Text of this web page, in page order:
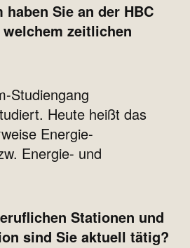
Sie an der HBC
zeitlichen
Studiengang
Heute heißt das
Energie-
Energie- und
Stationen und
sind Sie aktuell tätig?